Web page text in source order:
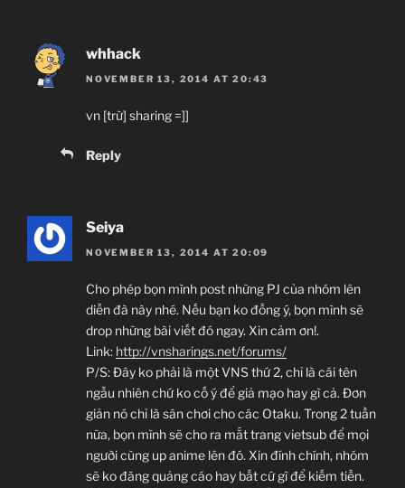
whhack
NOVEMBER 13, 2014 AT 20:43
vn [trừ] sharing =]]
Reply
Seiya
NOVEMBER 13, 2014 AT 20:09
Cho phép bọn mình post những PJ của nhóm lên
diễn đà này nhé. Nếu bạn ko đồng ý, bọn mình sẽ
drop những bài viết đó ngay. Xin cảm ơn!.
Link: http://vnsharings.net/forums/
P/S: Đây ko phải là một VNS thứ 2, chỉ là cái tên
ngẫu nhiên chứ ko cố ý để giả mạo hay gì cả. Đơn
giản nó chỉ là sân chơi cho các Otaku. Trong 2 tuần
nữa, bọn mình sẽ cho ra mắt trang vietsub để mọi
người cùng up anime lên đó. Xin đính chính, nhóm
sẽ ko đăng quảng cáo hay bất cứ gì để kiếm tiền.